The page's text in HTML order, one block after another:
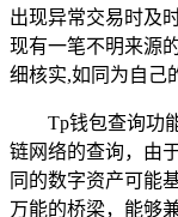
出现异常交易时及
现有一笔不明来源
细核实,如同为自己
Tp钱包查询功
链网络的查询，由
同的数字资产可能
万能的桥梁，能够